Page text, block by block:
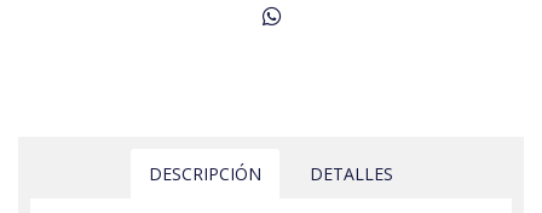
DESCRIPCIÓN DETALLES